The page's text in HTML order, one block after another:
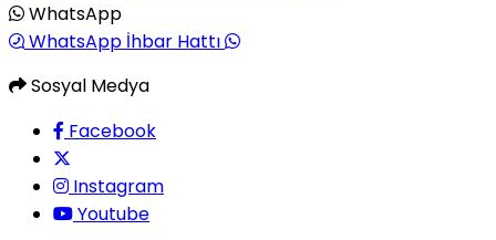
WhatsApp
WhatsApp İhbar Hattı
Sosyal Medya
Facebook
Instagram
Youtube